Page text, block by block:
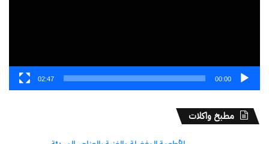
00:00
02:47
مطبخ واكلات